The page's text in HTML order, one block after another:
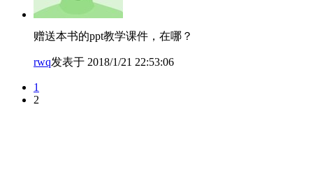
赠送本书的ppt教学课件，在哪？
rwq发表于 2018/1/21 22:53:06
1
2